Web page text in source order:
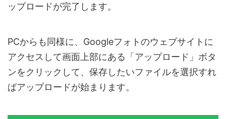
ップロードが完了します。
PCからも同様に、Googleフォトのウェブサイトに
アクセスして画面上部にある「アップロード」ボタ
ンをクリックして、保存したいファイルを選択すれ
ばアップロードが始まります。